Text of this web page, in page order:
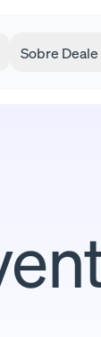
Sobre Deale